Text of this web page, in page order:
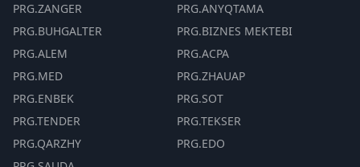
PRG.ZANGER
PRG.BUHGALTER
PRG.ALEM
PRG.MED
PRG.ENBEK
PRG.TENDER
PRG.QARZHY
PRG.ANYQTAMA
PRG.BIZNES MEKTEBI
PRG.ACPA
PRG.ZHAUAP
PRG.SOT
PRG.TEKSER
PRG.EDO